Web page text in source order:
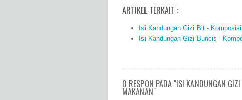
ARTIKEL TERKAIT :
Isi Kandungan Gizi Bit -
Isi Kandungan Gizi Buncis -
0 RESPON PADA "ISI KANDUNGAN
MAKANAN"